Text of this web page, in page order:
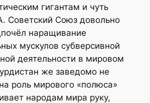
гигантам и чуть
Советский Союз довольно
наращивание
мускулов субверсивной
деятельности в мировом
же заведомо не
роль мирового «полюса»
народам мира руку,